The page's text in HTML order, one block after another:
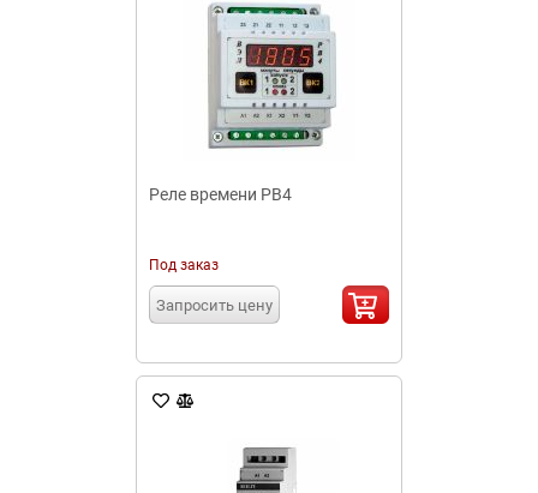
Реле времени РВ4
Под заказ
Запросить цену